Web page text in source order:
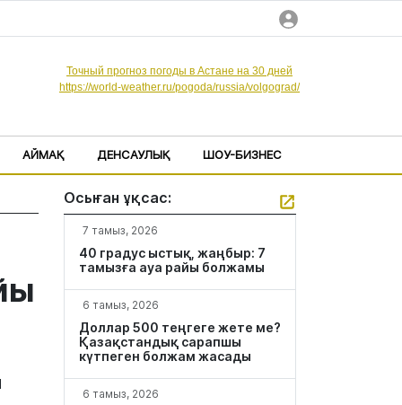
Точный прогноз погоды в Астане на 30 дней
https://world-weather.ru/pogoda/russia/volgograd/
АЙМАҚ ДЕНСАУЛЫҚ ШОУ-БИЗНЕС
Осыған ұқсас:
7 тамыз, 2026
40 градус ыстық, жаңбыр: 7
тамызға ауа райы болжамы
6 тамыз, 2026
Доллар 500 теңгеге жете ме?
Қазақстандық сарапшы
күтпеген болжам жасады
6 тамыз, 2026